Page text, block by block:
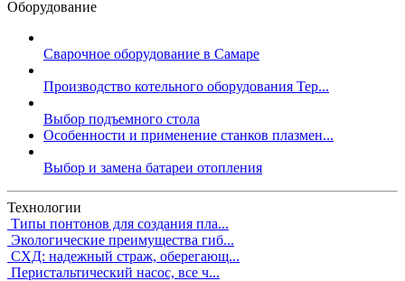
Оборудование
Сварочное оборудование в Самаре
Производство котельного оборудования Тер...
Выбор подъемного стола
Особенности и применение станков плазмен...
Выбор и замена батареи отопления
Технологии
Типы понтонов для создания пла...
Экологические преимущества гиб...
СХД: надежный страж, оберегающ...
Перистальтический насос, все ч...